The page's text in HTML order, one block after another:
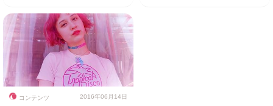
コンテンツ 2016年06月14日